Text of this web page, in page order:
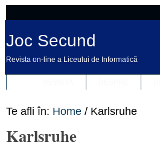
Joc Secund
Revista on-line a Liceului de Informatică
Te afli în: Home / Karlsruhe
Karlsruhe